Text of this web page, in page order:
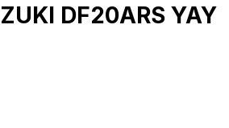
DF20ARS YAY